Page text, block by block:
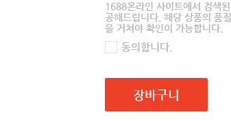
1688온라인 사이트에서 검색
공해드립니다. 해당 상품의 품
을 거쳐야 확인이 가능합니다.
동의합니다.
장바구니